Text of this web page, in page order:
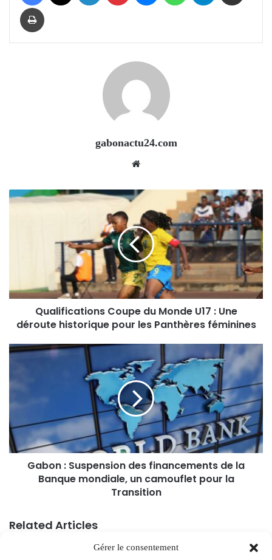
Gérer le consentement
Print
gabonactu24.com
Qualifications Coupe du Monde U17 : Une
déroute historique pour les Panthères féminines
Gabon : Suspension des financements de la
Banque mondiale, un camouflet pour la
Transition
Related Articles